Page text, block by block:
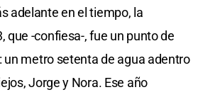
adelante en el tiempo, la
que -confiesa-, fue un punto de
un metro setenta de agua adentro
Jorge y Nora. Ese año